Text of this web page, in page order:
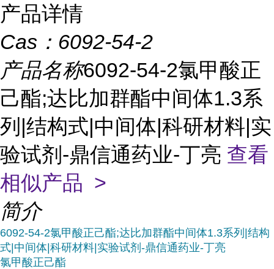
产品详情
Cas： 6092-54-2
产品名称6092-54-2氯甲酸正
己酯;达比加群酯中间体1.3系
列|结构式|中间体|科研材料|实
验试剂-鼎信通药业-丁亮 查看
相似产品 >
简介
6092-54-2氯甲酸正己酯;达比加群酯中间体1.3系列|结构
式|中间体|科研材料|实验试剂-鼎信通药业-丁亮
氯甲酸正己酯